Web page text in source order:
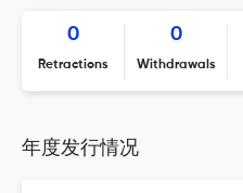
0
Retractions
0
Withdrawals
年度发行情况